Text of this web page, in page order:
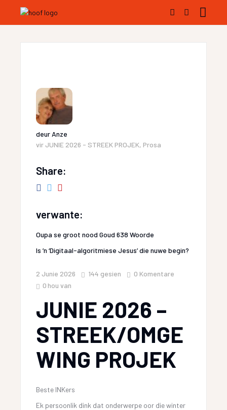
deur Anze
vir JUNIE 2026 - STREEK PROJEK, Prosa
Share:
verwante:
Oupa se groot nood Goud 638 Woorde
Is ’n ‘Digitaal-algoritmiese Jesus’ die nuwe begin?
2 Junie 2026 144 gesien
0 Komentare
0 hou van
JUNIE 2026 –
STREEK/OMGE
WING PROJEK
Beste INKers
Ek persoonlik dink dat onderwerpe oor die winter